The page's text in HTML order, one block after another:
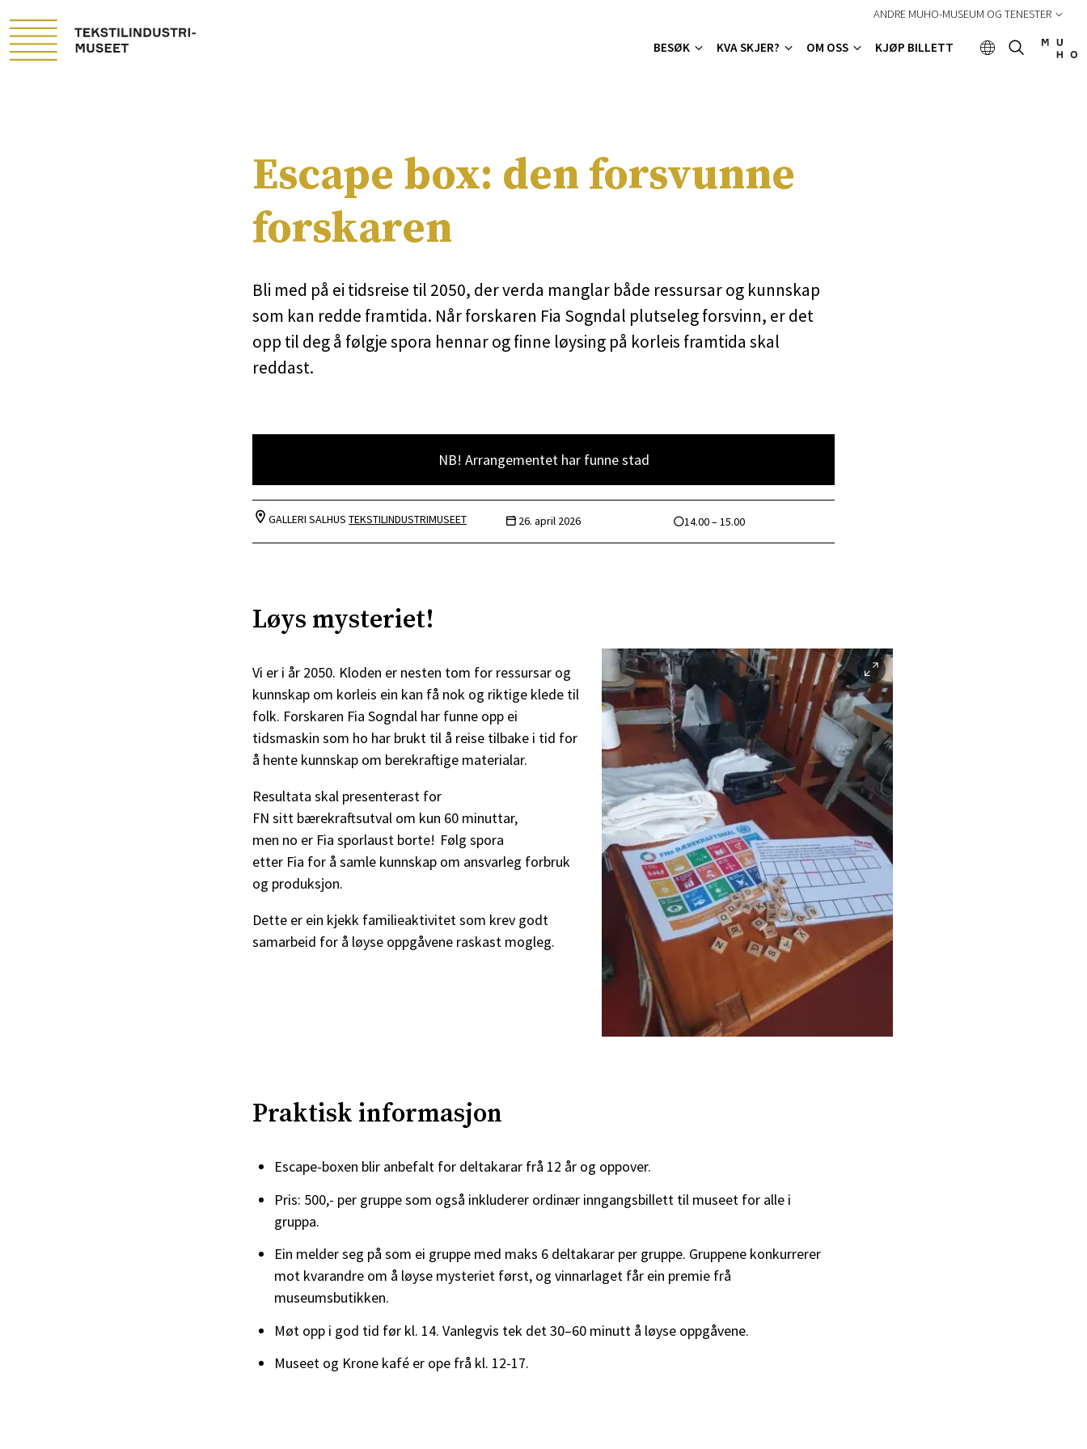
BESØK KVA SKJER? OM OSS KJØP BILLETT
ANDRE MUHO-MUSEUM OG TENESTER
Escape box: den forsvunne
forskaren
Bli med på ei tidsreise til 2050, der verda manglar både ressursar og kunnskap
som kan redde framtida. Når forskaren Fia Sogndal plutseleg forsvinn, er det
opp til deg å følgje spora hennar og finne løysing på korleis framtida skal
reddast.
NB! Arrangementet har funne stad
GALLERI SALHUS TEKSTILINDUSTRIMUSEET 26. april 2026 14.00 – 15.00
Løys mysteriet!
Vi er i år 2050. Kloden er nesten tom for ressursar og
kunnskap om korleis ein kan få nok og riktige klede til
folk. Forskaren Fia Sogndal har funne opp ei
tidsmaskin som ho har brukt til å reise tilbake i tid for
å hente kunnskap om berekraftige materialar.
Resultata skal presenterast for
FN sitt bærekraftsutval om kun 60 minuttar,
men no er Fia sporlaust borte! Følg spora
etter Fia for å samle kunnskap om ansvarleg forbruk
og produksjon.
Dette er ein kjekk familieaktivitet som krev godt
samarbeid for å løyse oppgåvene raskast mogleg.
Praktisk informasjon
Escape-boxen blir anbefalt for deltakarar frå 12 år og oppover.
Pris: 500,- per gruppe som også inkluderer ordinær inngangsbillett til museet for alle i
gruppa.
Ein melder seg på som ei gruppe med maks 6 deltakarar per gruppe. Gruppene konkurrerer
mot kvarandre om å løyse mysteriet først, og vinnarlaget får ein premie frå
museumsbutikken.
Møt opp i god tid før kl. 14. Vanlegvis tek det 30–60 minutt å løyse oppgåvene.
Museet og Krone kafé er ope frå kl. 12-17.